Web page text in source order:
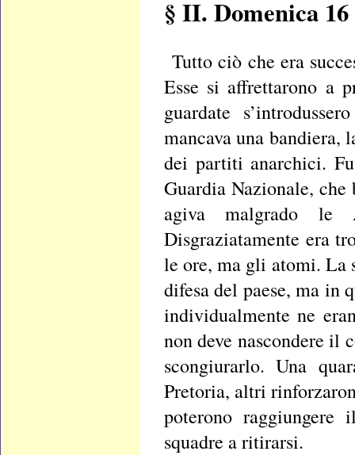
§ II. Domenica
Tutto ciò che era
Esse si affrettarono a
guardate
mancava una bandiera,
dei partiti anarchici.
Guardia Nazionale,
agiva malgrado le
Disgraziatamente era
le ore, ma gli atomi. La
difesa del paese, ma in
individualmente ne
non deve nascondere il
scongiurarlo. Una
Pretoria, altri
poterono
squadre a ritirarsi.